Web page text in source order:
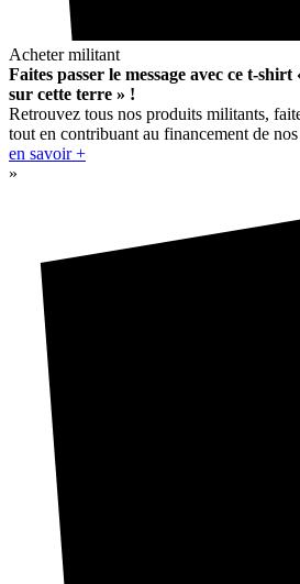
Acheter militant
Faites passer le message avec ce t-
sur cette terre » !
Retrouvez tous nos produits militants,
tout en contribuant au financement de
en savoir +
»